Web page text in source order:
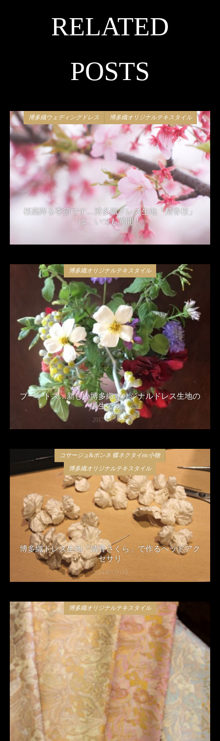
RELATED
POSTS
博多織ウェディングドレス 博多織オリジナルテキスタイル
桜蘂降る季節です…博多織ドレス生地「清香桜」
は、いつも満開！
2019年4月12日
博多織オリジナルテキスタイル
ブーケトス…新しい博多織オリジナルドレス生地の
誕生です。
2017年9月6日
コサージュ&ボンネ 蝶ネクタイetc小物
博多織オリジナルテキスタイル
博多織ドレス生地「清香さくら」で作るヘッドアク
セサリ
2014年3月7日
博多織オリジナルテキスタイル